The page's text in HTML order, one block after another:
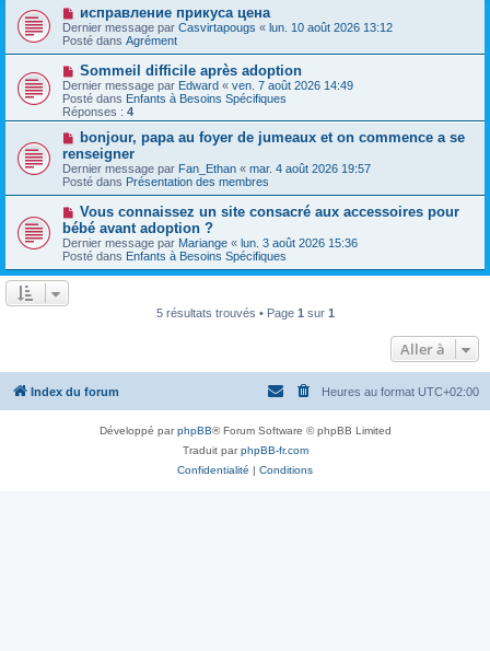
a
u
m
e
s
s
a
g
e
N
o
u
v
e
a
u
m
e
s
a
g
e
исправление прикуса цена
Dernier message par Casvirtapougs « lun. 10 août 2026 13:12
Posté dans Agrément
N
o
u
v
e
a
u
m
e
s
s
a
g
e
Sommeil difficile après adoption
Dernier message par Edward « ven. 7 août 2026 14:49
Posté dans Enfants à Besoins Spécifiques
Réponses : 4
N
u
v
e
a
u
m
e
s
a
bonjour, papa au foyer de jumeaux et on commence a se
renseigner
Dernier message par Fan_Ethan « mar. 4 août 2026 19:57
Posté dans Présentation des membres
N
o
u
v
e
a
Vous connaissez un site consacré aux accessoires pour
bébé avant adoption ?
Dernier message par Mariange « lun. 3 août 2026 15:36
Posté dans Enfants à Besoins Spécifiques
5 résultats trouvés • Page 1 sur 1
Aller à
Index du forum Heures au format UTC+02:00
Développé parphpBB® Forum Software © phpBB Limited
Traduit parphpBB-fr.com
Confidentialité | Conditions